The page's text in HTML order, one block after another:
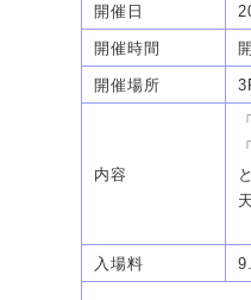
開催日
開催時間
開催場所
内容
入場料